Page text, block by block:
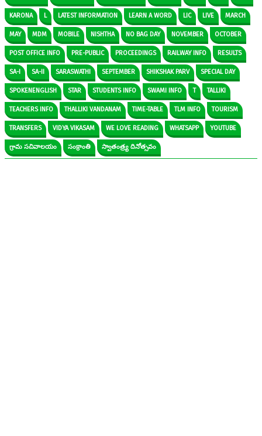
KARONA L LATEST INFORMATION LEARN A WORD LIC LIVE MARCH
MAY MDM MOBILE NISHTHA NO BAG DAY NOVEMBER OCTOBER
POST OFFICE INFO PRE-PUBLIC PROCEEDINGS RAILWAY INFO RESULTS
SA-I SA-II SARASWATHI SEPTEMBER SHIKSHAK PARV SPECIAL DAY
SPOKENENGLISH STAR STUDENTS INFO SWAMI INFO T TALLIKI
TEACHERS INFO THALLIKI VANDANAM TIME-TABLE TLM INFO TOURISM
TRANSFERS VIDYA VIKASAM WE LOVE READING WHATSAPP YOUTUBE
గ్రామ సచివాలయం సంక్రాంతి స్వాతంత్ర్య దినోత్సవం